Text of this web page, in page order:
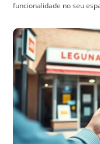
funcionalidade no seu